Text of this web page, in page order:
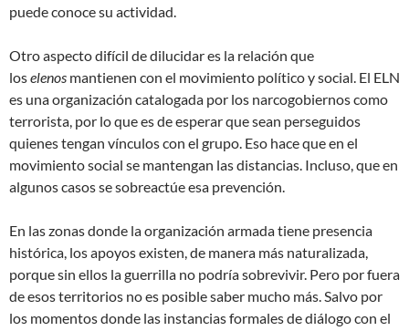
puede conoce su actividad.
Otro aspecto difícil de dilucidar es la relación que
loselenos mantienen con el movimiento político y social. El ELN
es una organización catalogada por los narcogobiernos como
terrorista, por lo que es de esperar que sean perseguidos
quienes tengan vínculos con el grupo. Eso hace que en el
movimiento social se mantengan las distancias. Incluso, que en
algunos casos se sobreactúe esa prevención.
En las zonas donde la organización armada tiene presencia
histórica, los apoyos existen, de manera más naturalizada,
porque sin ellos la guerrilla no podría sobrevivir. Pero por fuera
de esos territorios no es posible saber mucho más. Salvo por
los momentos donde las instancias formales de diálogo con el